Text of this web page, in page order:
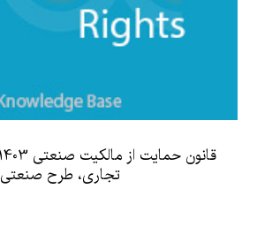
تجاری، طرح صنعتی